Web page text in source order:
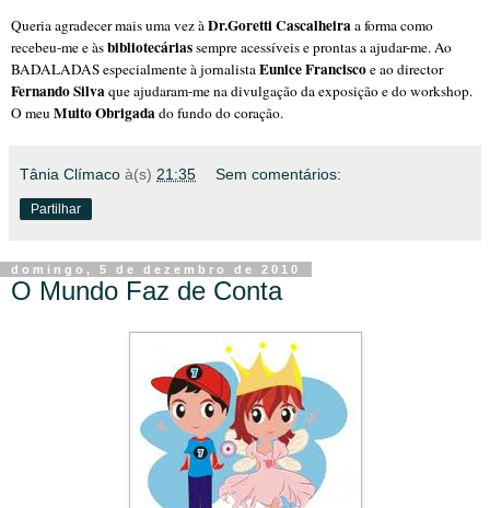
Queria agradecer mais uma vez àDr.Goretti Cascalheiraa forma como
recebeu-me e àsbibliotecáriassempre acessíveis e prontas a ajudar-me. Ao
BADALADAS especialmente à jornalistaEunice Franciscoe ao director
Fernando Silvaque ajudaram-me na divulgação da exposição e do workshop.
O meu Muito Obrigadado fundo do coração.
Tânia Clímaco à(s) 21:35 Sem comentários:
Partilhar
domingo, 5 de dezembro de 2010
O Mundo Faz de Conta